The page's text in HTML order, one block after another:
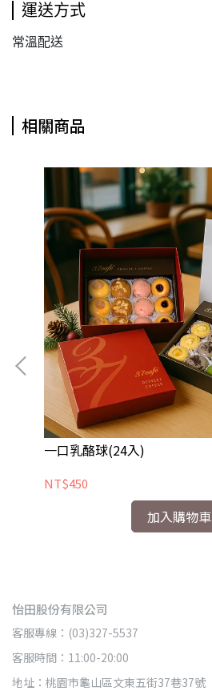
運送方式
常溫配送
相關商品
一口乳酪球(24入)
NT$450
加入購物車
怡田股份有限公司
客服專線：(03)327-5537
客服時間：11:00-20:00
地址：桃園市龜山區文東五街37巷37號